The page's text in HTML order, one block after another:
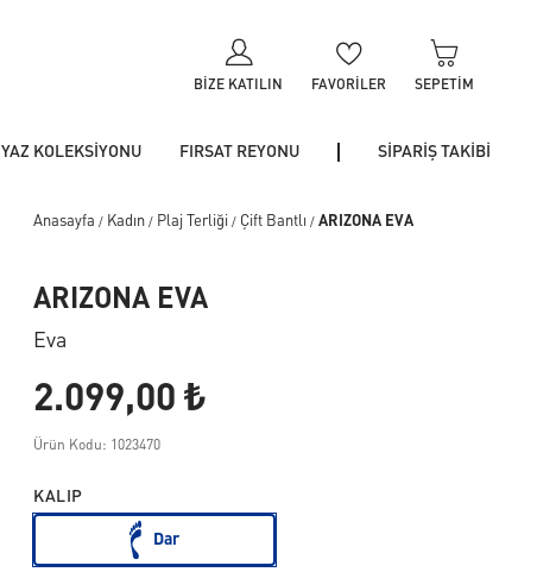
BIZE KATILIN FAVORILER SEPETIM
YAZ KOLEKSİYONU FIRSAT REYONU SİPARİŞ TAKİBİ
Anasayfa / Kadın / Plaj Terliği / Çift Bantlı / ARIZONA EVA
ARIZONA EVA
Eva
2.099,00 ₺
Ürün Kodu: 1023470
KALIP
Dar